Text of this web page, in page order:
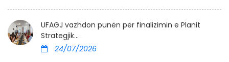
UFAGJ vazhdon punën për finalizimin e Planit
Strategjik...
24/07/2026